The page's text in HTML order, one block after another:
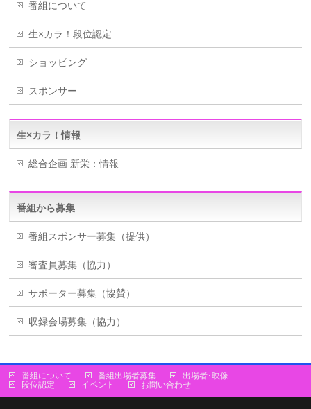
番組について
生×カラ！段位認定
ショッピング
スポンサー
生×カラ！情報
総合企画 新栄：情報
番組から募集
番組スポンサー募集（提供）
審査員募集（協力）
サポーター募集（協賛）
収録会場募集（協力）
番組について 番組出場者募集
出場者･映像
段位認定
イベント お問い合わせ